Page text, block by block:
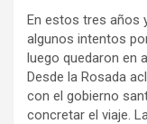
En estos tres años
algunos intentos
luego quedaron en
Desde la Rosada
con el gobierno
concretar el viaje.